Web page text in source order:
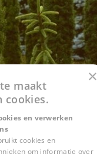
×
maakt
cookies.
en verwerken
cookies en
om informatie over